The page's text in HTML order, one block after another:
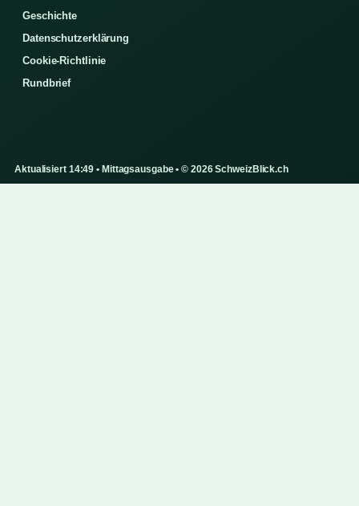
Geschichte
Datenschutzerklärung
Cookie-Richtlinie
Rundbrief
Aktualisiert 14:49 • Mittagsausgabe • © 2026 SchweizBlick.ch